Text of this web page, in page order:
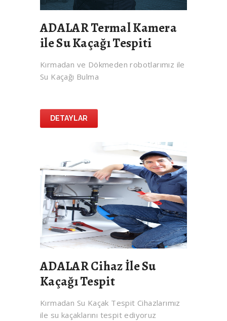
ADALAR Termal Kamera
ile Su Kaçağı Tespiti
Kırmadan ve Dökmeden robotlarımız ile
Su Kaçağı Bulma
DETAYLAR
ADALAR Cihaz İle Su
Kaçağı Tespit
Kırmadan Su Kaçak Tespit Cihazlarımız
ile su kaçaklarını tespit ediyoruz